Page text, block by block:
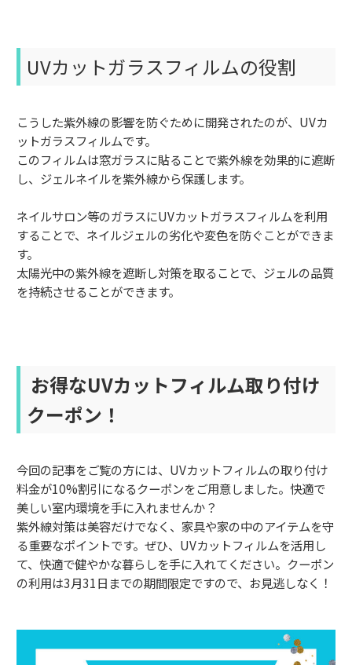
UVカットガラスフィルムの役割
こうした紫外線の影響を防ぐために開発されたのが、UVカ
ットガラスフィルムです。
このフィルムは窓ガラスに貼ることで紫外線を効果的に遮断
し、ジェルネイルを紫外線から保護します。
ネイルサロン等のガラスにUVカットガラスフィルムを利用
することで、ネイルジェルの劣化や変色を防ぐことができま
す。
太陽光中の紫外線を遮断し対策を取ることで、ジェルの品質
を持続させることができます。
お得なUVカットフィルム取り付け
クーポン！
今回の記事をご覧の方には、UVカットフィルムの取り付け
料金が10%割引になるクーポンをご用意しました。快適で
美しい室内環境を手に入れませんか？
紫外線対策は美容だけでなく、家具や家の中のアイテムを守
る重要なポイントです。ぜひ、UVカットフィルムを活用し
て、快適で健やかな暮らしを手に入れてください。クーポン
の利用は3月31日までの期間限定ですので、お見逃しなく！